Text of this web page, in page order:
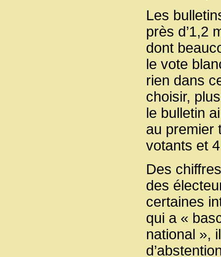
Les
près d’1,2
dont
le vote
rien dans
choisir,
le bulletin
au premier
votants et
Des
des
certaines
qui a «
national »,